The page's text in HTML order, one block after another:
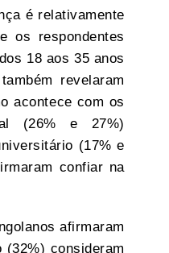
é relativamente
os respondentes
18 aos 35 anos
revelaram
acontece com os
(26% e 27%)
(17% e
confiar na
afirmaram
consideram